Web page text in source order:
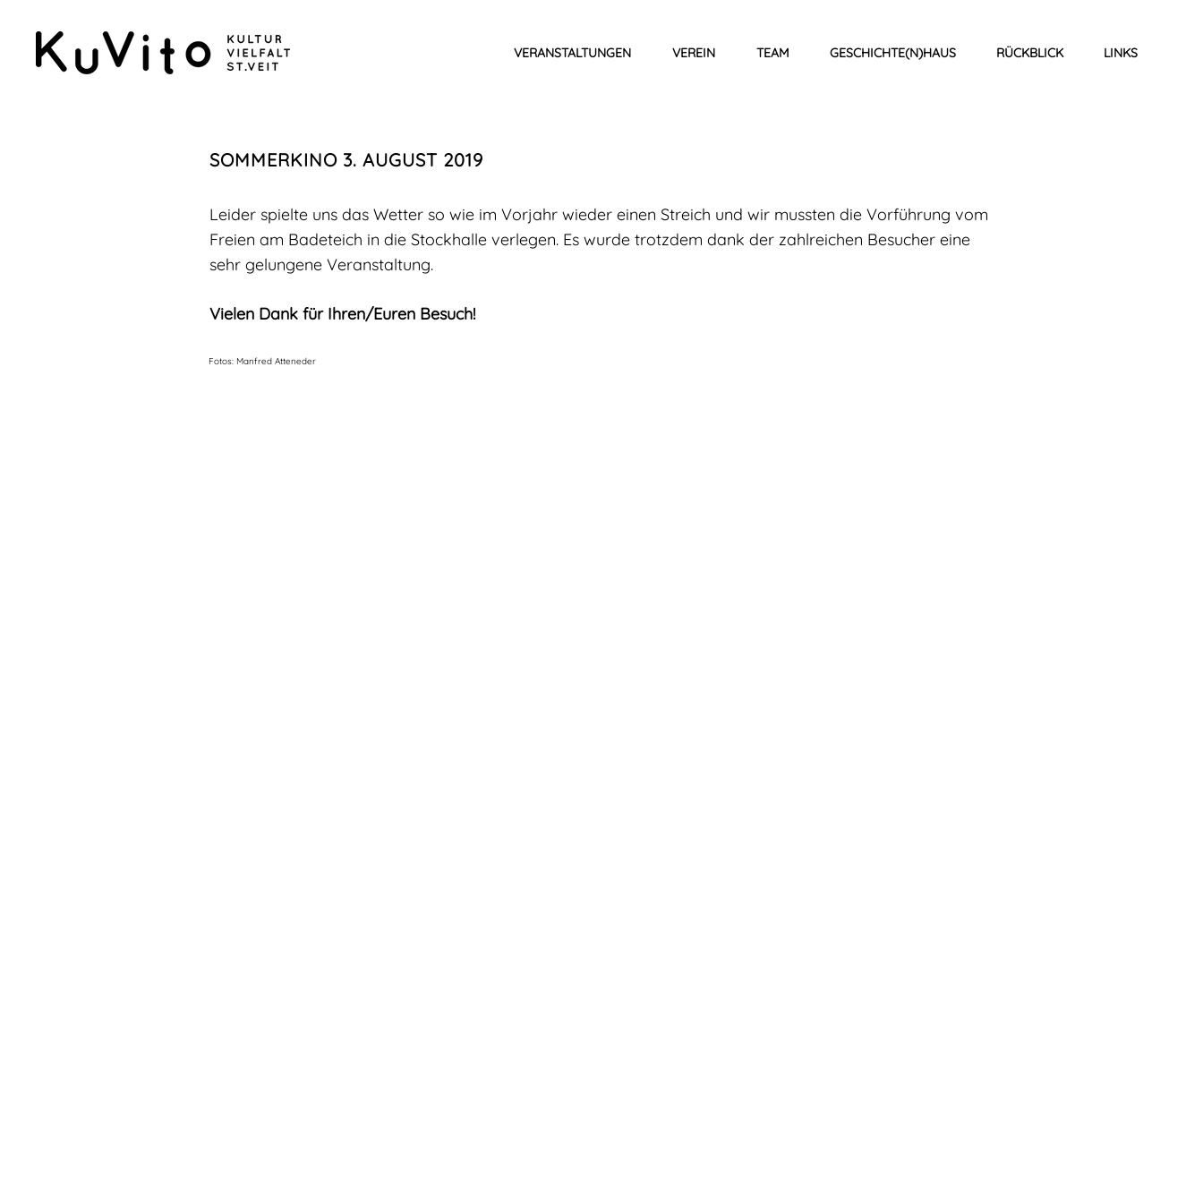
VERANSTALTUNGEN VEREIN TEAM GESCHICHTE(N)HAUS RÜCKBLICK LINKS
SOMMERKINO 3. AUGUST 2019
Leider spielte uns das Wetter so wie im Vorjahr wieder einen Streich und wir mussten die Vorführung vom
Freien am Badeteich in die Stockhalle verlegen. Es wurde trotzdem dank der zahlreichen Besucher eine
sehr gelungene Veranstaltung.
Vielen Dank für Ihren/Euren Besuch!
Fotos: Manfred Atteneder